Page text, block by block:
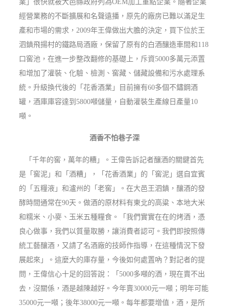
業」很快就被大邑縣政府列為OEM加工重點企業。隨著企業
經營業務的不斷擴展和名聲遠播，原先的廠房已難以滿足生
產和市場的需求，2009年王偉做出大膽的決定，買下位於王
泗鎮飛揚村的鐵路局酒廠，保留了原有的白酒釀造車間和118
口窖池，在進一步整改翻修的基礎上，斥資5000多萬元添置
和增加了灌裝、化驗、檢測、窖藏、儲藏設備和污水處理系
統。升級換代後的「花香酒業」目前擁有60多個不鏽鋼酒
罐，酒庫庫容達到5800噸儲量，自動灌裝生產線日產量10
噸。
酒香不怕巷子深
「千年的窖，萬年的糟」。王偉告訴記者釀酒的關鍵首先
是「窖泥」和「酒糟」，「花香酒業」的「窖泥」選自宜賓
的「五糧液」和瀘州的「老窖」。在大邑王泗鎮，釀酒的發
酵時間通常在90天。做酒的原材料有東北的高粱、本地大米
和糯米、小麥、玉米五種糧食。「我們實實在在的烤酒，憑
良心做事，我們以質量取勝，讓消費者認可。我們即按照傳
統工藝釀酒，又請了名酒廠的技師作指導，在這種情況下發
展起來」。這麼大的庫存量，今後如何處置吶？對記者的提
問，王偉信心十足的回答說：「5000多噸的酒，現在賣不出
去，沒關係，酒是越陳越好。今年賣30000元一噸；明年可能
35000元一噸；後年38000元一噸。每年都要增值，酒，是所